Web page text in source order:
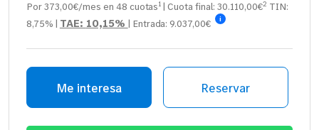
Por 373,00€/mes en 48 cuotas1 | Cuota final:30.110,00€2 TIN:
8,75% | TAE: 10,15% | Entrada: 9.037,00€ i
Me interesa Reservar